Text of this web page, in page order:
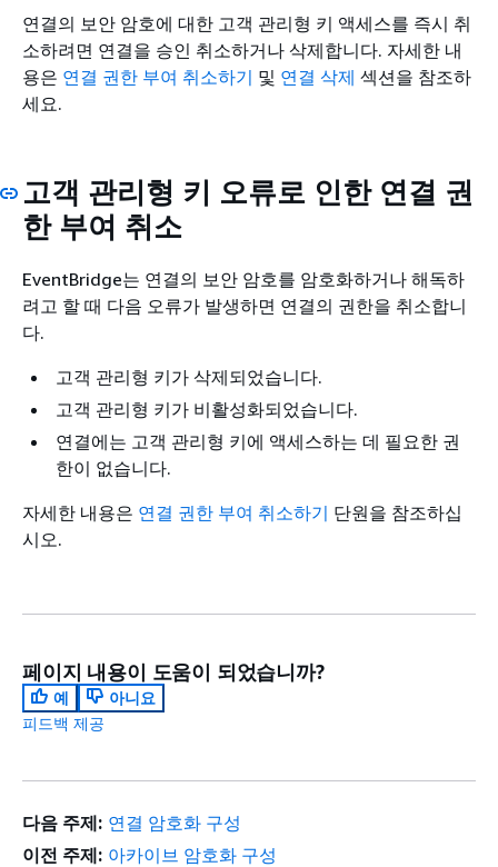
연결의 보안 암호에 대한 고객 관리형 키 액세스를 즉시 취
소하려면 연결을 승인 취소하거나 삭제합니다. 자세한 내
용은 연결 권한 부여 취소하기 및 연결 삭제 섹션을 참조하
세요.
고객 관리형 키 오류로 인한 연결 권
한 부여 취소
EventBridge는 연결의 보안 암호를 암호화하거나 해독하
려고 할 때 다음 오류가 발생하면 연결의 권한을 취소합니
다.
고객 관리형 키가 삭제되었습니다.
고객 관리형 키가 비활성화되었습니다.
연결에는 고객 관리형 키에 액세스하는 데 필요한 권
한이 없습니다.
자세한 내용은 연결 권한 부여 취소하기 단원을 참조하십
시오.
페이지 내용이 도움이 되었습니까?
예
아니요
피드백 제공
다음 주제: 연결 암호화 구성
이전 주제: 아카이브 암호화 구성